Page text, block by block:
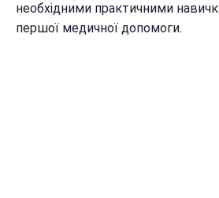
необхідними практичними
першої медичної допомоги.